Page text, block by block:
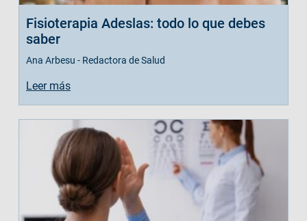
Fisioterapia Adeslas: todo lo que debes
saber
Ana Arbesu - Redactora de Salud
Leer más